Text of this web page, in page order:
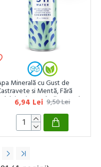
Minerală cu Gust de
si Mentă, Fără
- 0 Calorii - 330ml
6,94 Lei 9,50 Lei